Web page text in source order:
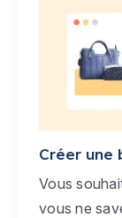
Créer une
Vous
vous ne